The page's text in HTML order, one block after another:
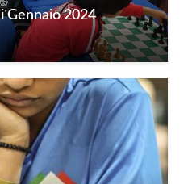
Gennaio 2024